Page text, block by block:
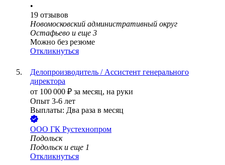
•
19 отзывов
Новомосковский административный округ
Остафьево и еще 3
Можно без резюме
Откликнуться
Делопроизводитель / Ассистент генерального
директора
от 100 000 ₽ за месяц, на руки
Опыт 3-6 лет
Выплаты: Два раза в месяц
ООО ГК Рустехнопром
Подольск
Подольск и еще 1
Откликнуться